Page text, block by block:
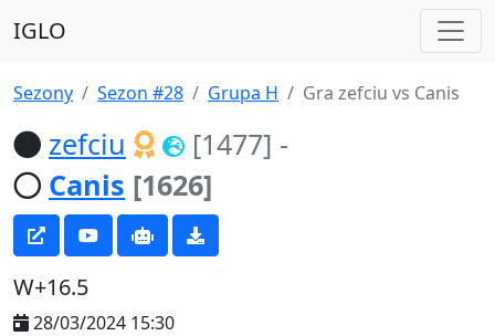
IGLO
Sezony Sezon #28 Grupa H Gra zefciu vs Canis
zefciu [1477] -
Canis [1626]
W+16.5
28/03/2024 15:30